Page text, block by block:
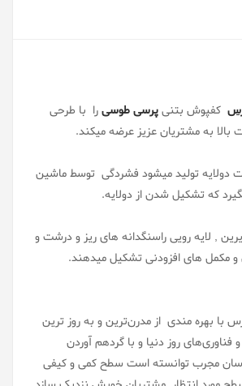
کفپوش بتنیپرسی طوسیرا با طرحی
بالا به مشتریان عزیز عرضه میکند.
دولایه تولید میشود فشردگی توسط ماشین
که تشکیل شدن از دولایه.
, لایه رویی راسنگدانه های ریز و درشت و
و مکمل های افزودنی تشکیل میدهند.
با بهره مندی از مدرن‌ترین و به روز ترین
روز دنیا و با گردهم آوردن
مجرب توانسته است سطح کمی و کیفی